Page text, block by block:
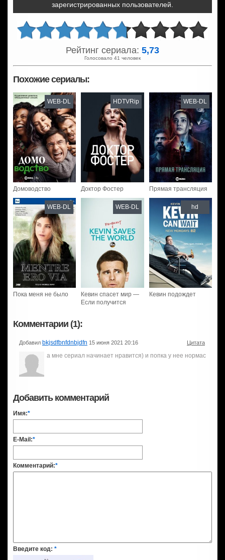
зарегистрированных пользователей.
Рейтинг сериала: 5,73
Голосовало 41 человек
Похожие сериалы:
Домоводство
WEB-DL
Доктор Фостер
HDTVRip
Прямая трансляция
WEB-DL
Пока меня не было
WEB-DL
Кевин спасет мир —
Если получится
WEB-DL
Кевин подождет
hd
Комментарии (1):
Добавил bkjsdfbnfdnbjdfn 15 июня 2021 20:16 Цитата
а мне сериал начинает нравится) и попка у нее нормас
Добавить комментарий
Имя:*
E-Mail:*
Комментарий:*
Введите код: *